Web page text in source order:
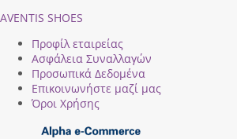
AVENTIS SHOES
Προφίλ εταιρείας
Ασφάλεια Συναλλαγών
Προσωπικά Δεδομένα
Επικοινωνήστε μαζί μας
Όροι Χρήσης